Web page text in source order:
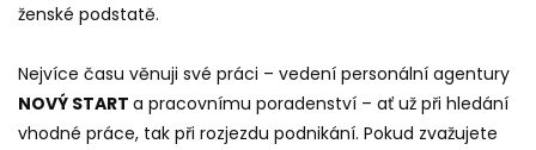
ženské podstatě.
Nejvíce času věnuji své práci – vedení personální agentury
NOVÝ START a pracovnímu poradenství – ať už při hledání
vhodné práce, tak při rozjezdu podnikání. Pokud zvažujete